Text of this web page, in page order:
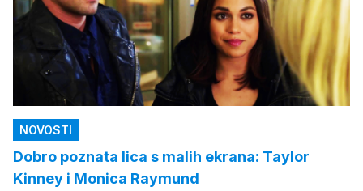
NOVOSTI
Dobro poznata lica s malih ekrana: Taylor
Kinney i Monica Raymund